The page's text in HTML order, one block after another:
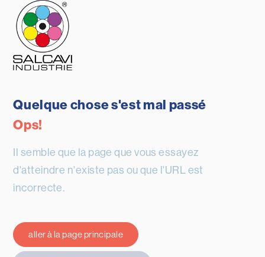
Quelque chose s'est mal passé
Ops!
Il semble que la page que vous essayez
d'atteindre n'existe pas ou que l'URL est
incorrecte.
aller à la page principale